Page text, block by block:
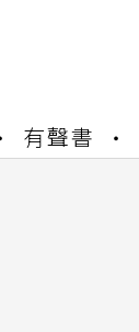
有聲書